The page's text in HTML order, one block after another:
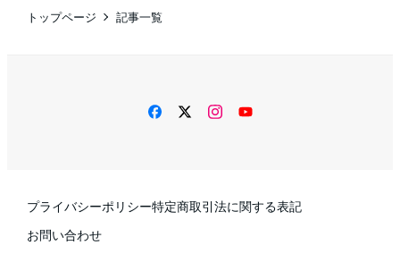
トップページ 記事一覧
facebooktwitterinstagram
YouTube
プライバシーポリシー特定商取引法に関する表記
お問い合わせ